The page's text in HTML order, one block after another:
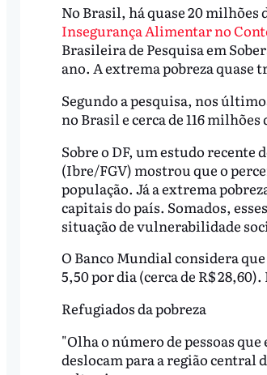
No Brasil, há quase 20 milhões
Insegurança Alimentar no
Brasileira de Pesquisa em
ano. A extrema pobreza quase
Segundo a pesquisa, nos
no Brasil e cerca de 116
Sobre o DF, um estudo
(Ibre/FGV) mostrou que o
população. Já a extrema
capitais do país. Somados,
situação de vulnerabilidade
O Banco Mundial considera
5,50 por dia (cerca de R$
Refugiados da pobreza
"Olha o número de pessoas que
deslocam para a região central